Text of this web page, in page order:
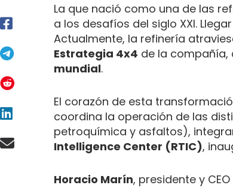
La que nació como una de las
a los desafíos del siglo XXI.
Actualmente, la refinería
Estrategia 4x4 de la compañía,
mundial.
El corazón de esta
coordina la operación de las
petroquímica y asfaltos),
Intelligence Center (RTIC),
Horacio Marín, presidente y